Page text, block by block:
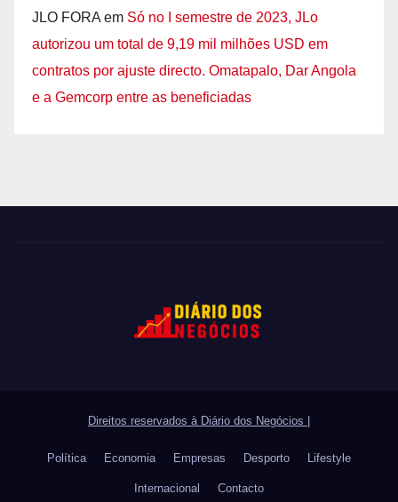
JLO FORA em Só no I semestre de 2023, JLo
autorizou um total de 9,19 mil milhões USD em
contratos por ajuste directo. Omatapalo, Dar Angola
e a Gemcorp entre as beneficiadas
Direitos reservados à Diário dos Negócios |
Política Economia Empresas Desporto Lifestyle
Internacional Contacto